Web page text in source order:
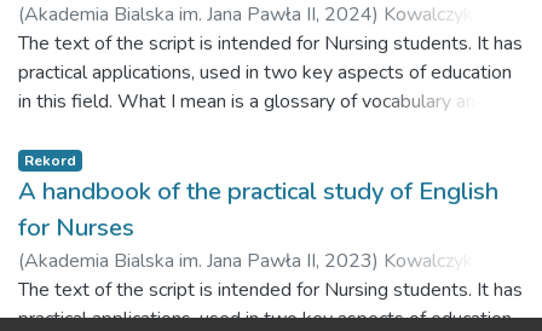
(Akademia Bialska im. Jana Pawła II, 2024) Kowalczyk,
Dorota
The text of the script is intended for Nursing students. It has
practical applications, used in two key aspects of education
in this field. What I mean is a glossary of vocabulary and
knowledge. The exercises are my own. I developed them
through experience while working with students.
Rekord
A handbook of the practical study of English
for Nurses
(Akademia Bialska im. Jana Pawła II, 2023) Kowalczyk,
Dorota
The text of the script is intended for Nursing students. It has
practical applications, used in two key aspects of education